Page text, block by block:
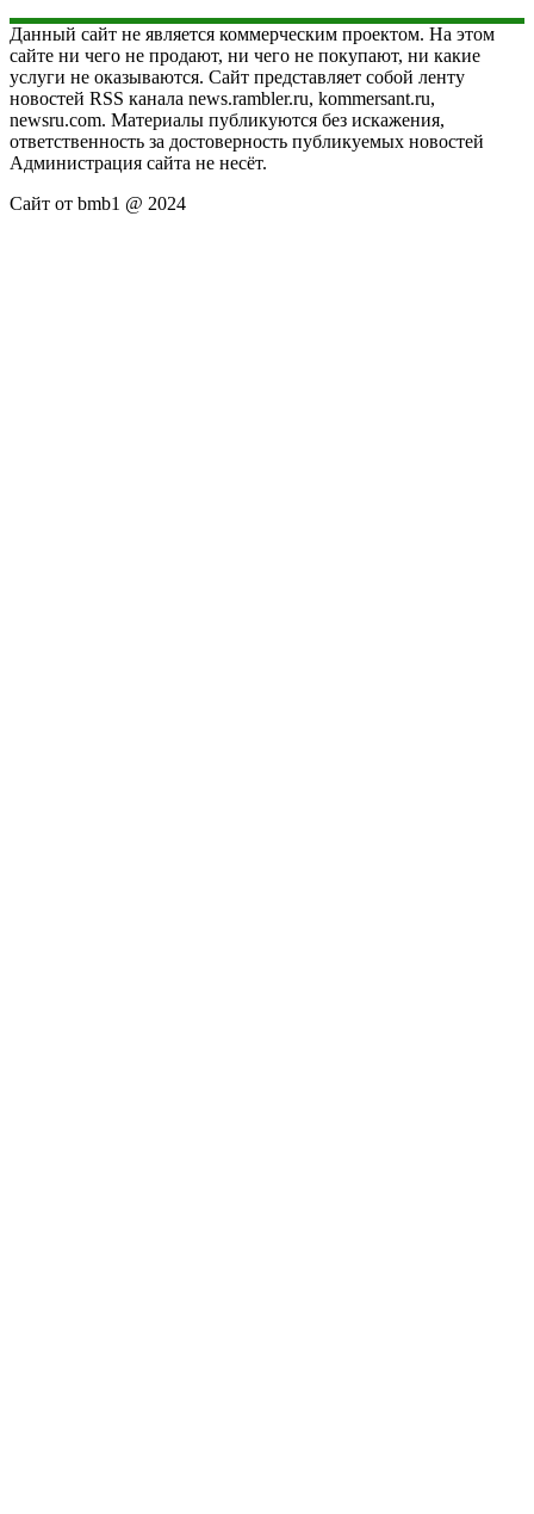
Данный сайт не является коммерческим проектом. На этом
сайте ни чего не продают, ни чего не покупают, ни какие
услуги не оказываются. Сайт представляет собой ленту
новостей RSS канала news.rambler.ru, kommersant.ru,
newsru.com. Материалы публикуются без искажения,
ответственность за достоверность публикуемых новостей
Администрация сайта не несёт.
Сайт от bmb1 @ 2024